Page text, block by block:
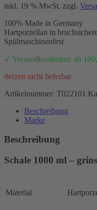
inkl. 19 % MwSt. zzgl.
100% Made in Germany
Hartporzellan in
Spülmaschinenfest
✓ Versandkostenfrei: ab
derzeit nicht lieferbar
Artikelnummer: T022101
Beschreibung
Marke
Beschreibung
Schale 1000 ml –
Material